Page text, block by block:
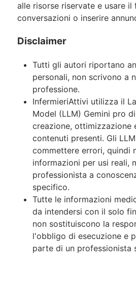
alle risorse riservate e usare
conversazioni o inserire
Disclaimer
Tutti gli autori riportano
personali, non scrivono a
professione.
InfermieriAttivi utilizza il
Model (LLM) Gemini pro
creazione, ottimizzazione
contenuti presenti. Gli
commettere errori, quindi
informazioni per usi reali,
professionista a
specifico.
Tutte le informazioni
da intendersi con il solo
non sostituiscono la
l'obbligo di esecuzione e
parte di un professionista